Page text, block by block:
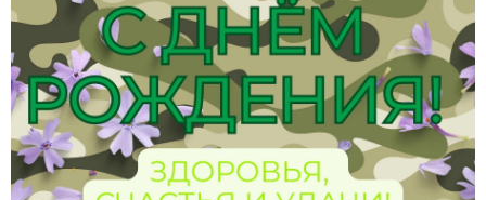
Открытки
Стихи и тексты
ПРАЗДНИКИ
С Днем рождения
Юбилей
ОТЗЫВЫ